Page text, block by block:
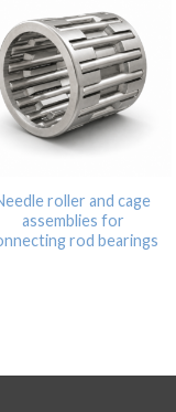
roller and cage
assemblies for
rod bearings